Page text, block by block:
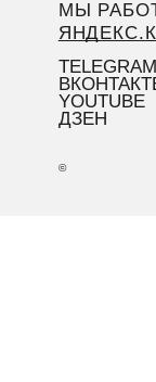
МЫ
TELEGRAM
YOUTUBE
ДЗЕН
©